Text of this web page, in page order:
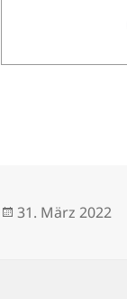
Veröffentlicht
31. März 2022